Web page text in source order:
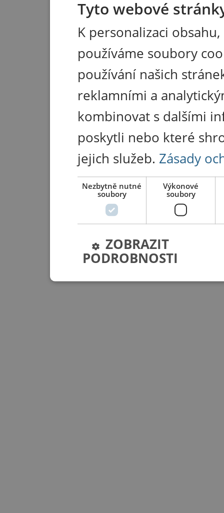
Tyto webové
K personalizaci
používáme soubory
používání našich
reklamními a
kombinovat s dalšími
poskytli nebo které
jejich služeb. Zásady
Nezbytně nutné
soubory
Výkonové
soubory
ZOBRAZIT
PODROBNOSTI